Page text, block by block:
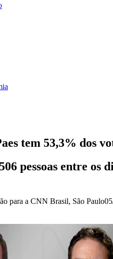
tem 53,3% dos
pessoas entre os
para a CNN Brasil, São Paulo